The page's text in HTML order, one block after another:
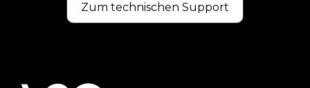
Zum technischen Support